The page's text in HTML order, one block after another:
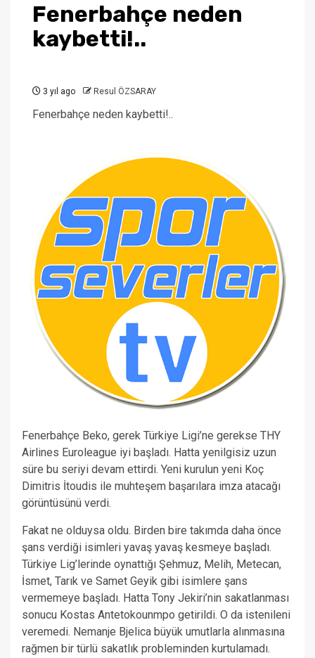
Fenerbahçe neden
kaybetti!..
3 yıl ago Resul ÖZSARAY
Fenerbahçe neden kaybetti!..
Fenerbahçe Beko, gerek Türkiye Ligi’ne gerekse THY
Airlines Euroleague iyi başladı. Hatta yenilgisiz uzun
süre bu seriyi devam ettirdi. Yeni kurulun yeni Koç
Dimitris İtoudis ile muhteşem başarılara imza atacağı
görüntüsünü verdi.
Fakat ne olduysa oldu. Birden bire takımda daha önce
şans verdiği isimleri yavaş yavaş kesmeye başladı.
Türkiye Lig’lerinde oynattığı Şehmuz, Melih, Metecan,
İsmet, Tarık ve Samet Geyik gibi isimlere şans
vermemeye başladı. Hatta Tony Jekiri’nin sakatlanması
sonucu Kostas Antetokounmpo getirildi. O da istenileni
veremedi. Nemanje Bjelica büyük umutlarla alınmasına
rağmen bir türlü sakatlık probleminden kurtulamadı.